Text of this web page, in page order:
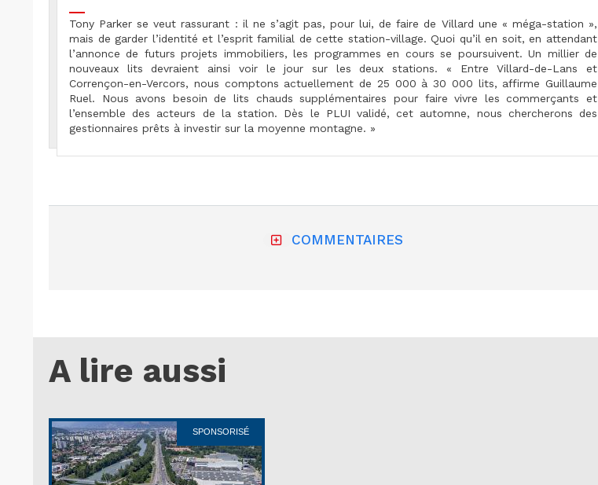
Tony Parker se veut rassurant : il ne s’agit pas, pour lui, de faire de Villard une « méga-station »,
mais de garder l’identité et l’esprit familial de cette station-village. Quoi qu’il en soit, en attendant
l’annonce de futurs projets immobiliers, les programmes en cours se poursuivent. Un millier de
nouveaux lits devraient ainsi voir le jour sur les deux stations. « Entre Villard-de-Lans et
Corrençon-en-Vercors, nous comptons actuellement de 25 000 à 30 000 lits, affirme Guillaume
Ruel. Nous avons besoin de lits chauds supplémentaires pour faire vivre les commerçants et
l’ensemble des acteurs de la station. Dès le PLUI validé, cet automne, nous chercherons des
gestionnaires prêts à investir sur la moyenne montagne. »
COMMENTAIRES
A lire aussi
SPONSORISÉ